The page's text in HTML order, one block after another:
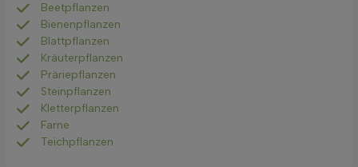
Beetpflanzen
Bienenpflanzen
Blattpflanzen
Kräuterpflanzen
Präriepflanzen
Steinpflanzen
Kletterpflanzen
Farne
Teichpflanzen